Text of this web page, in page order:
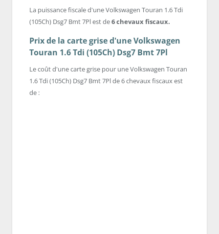
La puissance fiscale d'une Volkswagen Touran 1.6 Tdi
(105Ch) Dsg7 Bmt 7Pl est de6 chevaux fiscaux.
Prix de la carte grise d'une Volkswagen
Touran 1.6 Tdi (105Ch) Dsg7 Bmt 7Pl
Le coût d'une carte grise pour une Volkswagen Touran
1.6 Tdi (105Ch) Dsg7 Bmt 7Pl de 6 chevaux fiscaux est
de :